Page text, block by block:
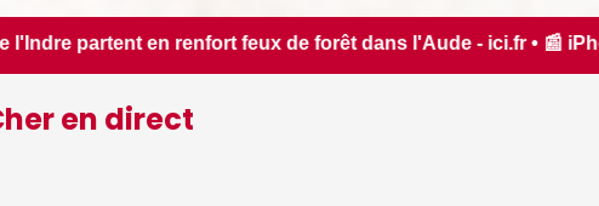
📰 iPhone 18 Pro : il sera bien plus cher que prévu -
en direct